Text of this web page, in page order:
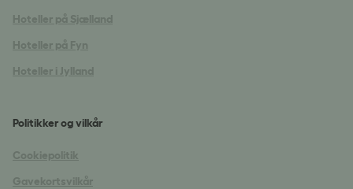
Hoteller på Sjælland
Hoteller på Fyn
Hoteller i Jylland
Politikker og vilkår
Cookiepolitik
Gavekortsvilkår